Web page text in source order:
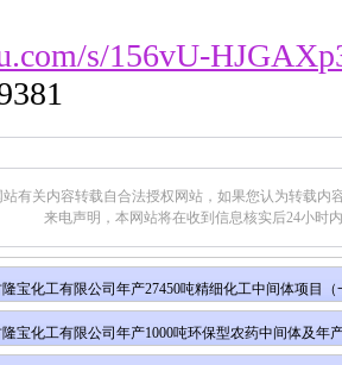
s/156vU-
有关内容转载自合法授权网站，如果您认为转载内
来电声明，本网站将在收到信息核实后24小时
隆宝化工有限公司年产27450吨精细化工中间体项目
宝化工有限公司年产1000吨环保型农药中间体及年